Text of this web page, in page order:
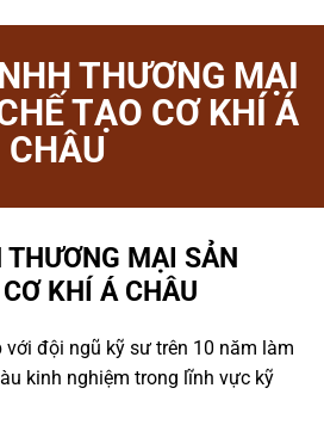
THƯƠNG MẠI
TẠO CƠ KHÍ Á
CHÂU
THƯƠNG MẠI SẢN
KHÍ Á CHÂU
đội ngũ kỹ sư trên 10 năm làm
kinh nghiệm trong lĩnh vực kỹ